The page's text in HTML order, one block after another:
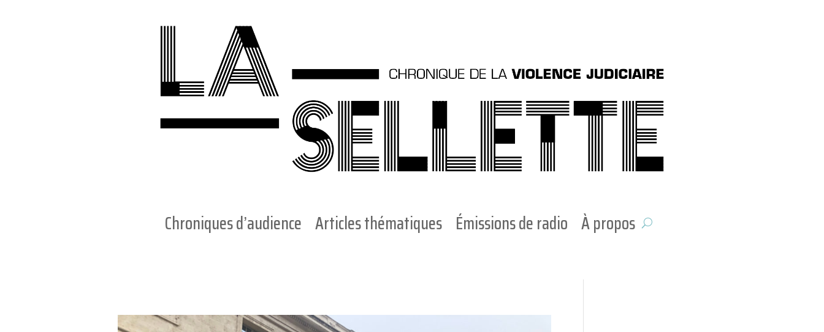
Chroniques d’audience Articles thématiques Émissions de radio À propos